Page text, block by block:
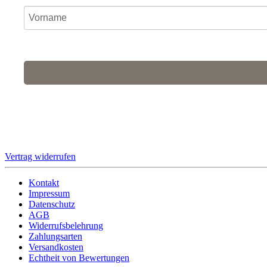
Vertrag widerrufen
Kontakt
Impressum
Datenschutz
AGB
Widerrufsbelehrung
Zahlungsarten
Versandkosten
Echtheit von Bewertungen